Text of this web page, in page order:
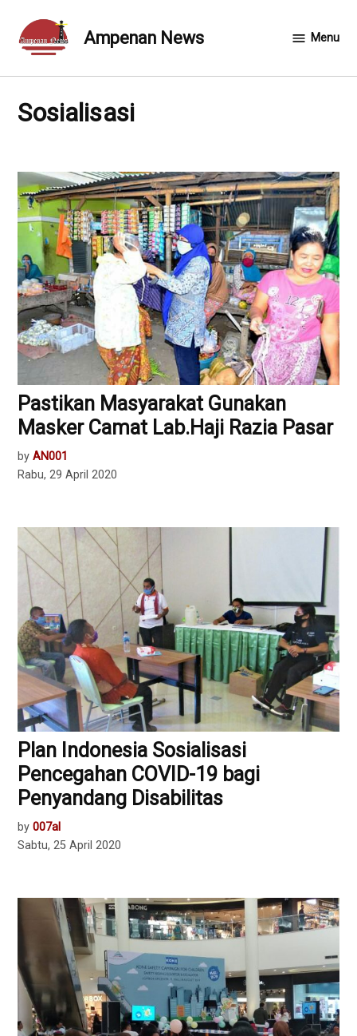
content
Ampenan News Menu
Sosialisasi
Pastikan Masyarakat Gunakan
Masker Camat Lab.Haji Razia Pasar
by AN001
Rabu, 29 April 2020
Plan Indonesia Sosialisasi
Pencegahan COVID-19 bagi
Penyandang Disabilitas
by 007al
Sabtu, 25 April 2020